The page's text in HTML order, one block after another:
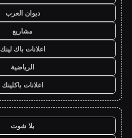
ديوان العرب
مشاريع
اعلانات باك لينك
الرياضية
اعلانات باكلينك
يلا شوت